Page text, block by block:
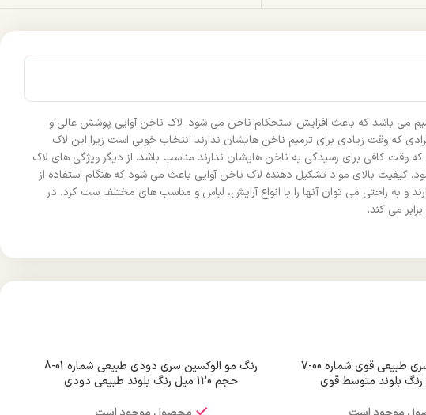
کلسیم می باشد که باعث افزایش استحکام ناخن می شود. لاک ناخن آوایی پوشش عالی و
که وقت زیادی برای ترمیم ناخن هایشان ندارند انتخاب خوبی است زیرا این لاک
برای افرادی که وقت کافی برای رسیدگی به ناخن هایشان ندارند مناسب باشد. از دیگر ویژگی های لاک
بالای مواد تشکیل دهنده لاک ناخن آوایی باعث می شود که هنگام استفاده از
راحتی می توان آنها را با انواع آرایش، لباس و مناسب های مختلف ست کرد. در
می کند.
رنگ مو الوکسین سری طبیعی قوی شماره 00-7
رنگ مو الوکسین سری دودی طبیعی شماره 01-8
حجم 120 میل رنگ بلوند طبیعی دودی